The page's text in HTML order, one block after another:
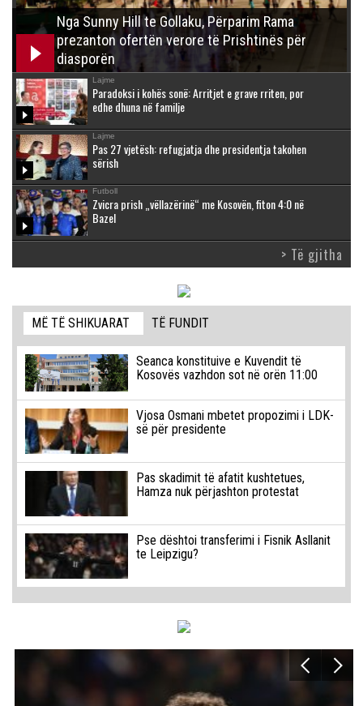
Nga Sunny Hill te Gollaku, Përparim Rama
prezanton ofertën verore të Prishtinës për
diasporën
Lajme
Paradoksi i kohës sonë: Arritjet e grave rriten, por
edhe dhuna në familje
Lajme
Pas 27 vjetësh: refugjatja dhe presidentja takohen
sërish
Futboll
Zvicra prish „vëllazërinë“ me Kosovën, fiton 4:0 në
Bazel
> Të gjitha
MË TË SHIKUARAT TË FUNDIT
Seanca konstituive e Kuvendit të
Kosovës vazhdon sot në orën 11:00
Vjosa Osmani mbetet propozimi i LDK-
së për presidente
Pas skadimit të afatit kushtetues,
Hamza nuk përjashton protestat
Pse dështoi transferimi i Fisnik Asllanit
te Leipzigu?